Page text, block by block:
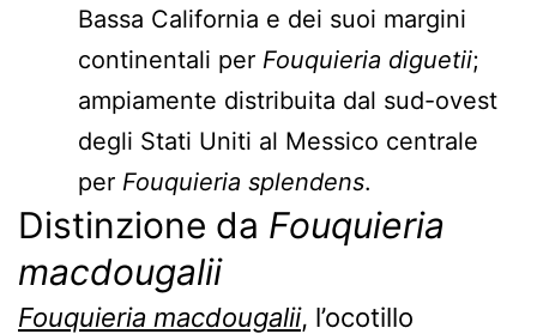
Bassa California e dei suoi margini
continentali per Fouquieria diguetii;
ampiamente distribuita dal sud-ovest
degli Stati Uniti al Messico centrale
per Fouquieria splendens.
Distinzione da Fouquieria
macdougalii
Fouquieria macdougalii, l’ocotillo